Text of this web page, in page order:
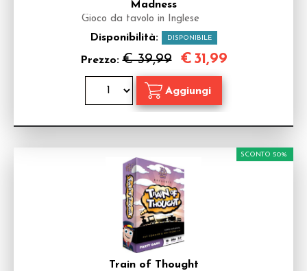
Madness
Gioco da tavolo in Inglese
Disponibilità: DISPONIBILE
Prezzo:€ 39,99 € 31,99
Train of Thought
SCONTO 50%